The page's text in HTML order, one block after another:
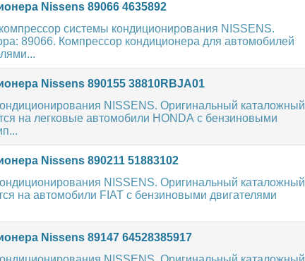
Nissens 89066 4635892
системы кондиционирования NISSENS.
89066. Компрессор кондиционера для автомобилей
Nissens 890155 38810RBJA01
NISSENS. Оригинальный каталожный
на легковые автомобили HONDA с бензиновыми
Nissens 890211 51883102
NISSENS. Оригинальный каталожный
на автомобили FIAT с бензиновыми двигателями
Nissens 89147 64528385917